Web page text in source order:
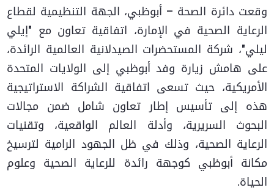
وقعت دائرة الصحة – أبوظبي، الجهة التنظيمية لقطاع
الرعاية الصحية في الإمارة، اتفاقية تعاون مع "إيلي
ليلي"، شركة المستحضرات الصيدلانية العالمية الرائدة،
على هامش زيارة وفد أبوظبي إلى الولايات المتحدة
الأمريكية، حيث تسعى اتفاقية الشراكة الاستراتيجية
هذه إلى تأسيس إطار تعاون شامل ضمن مجالات
البحوث السريرية، وأدلة العالم الواقعية، وتقنيات
الرعاية الصحية، وذلك في ظل الجهود الرامية لترسيخ
مكانة أبوظبي كوجهة رائدة للرعاية الصحية وعلوم
الحياة.